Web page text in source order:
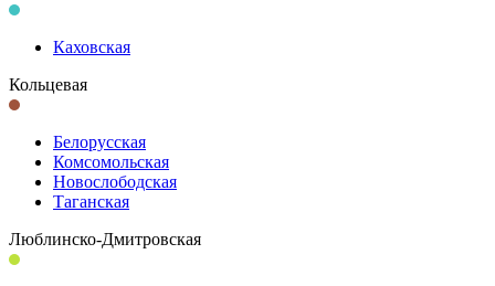
Каховская
Кольцевая
Белорусская
Комсомольская
Новослободская
Таганская
Люблинско-Дмитровская